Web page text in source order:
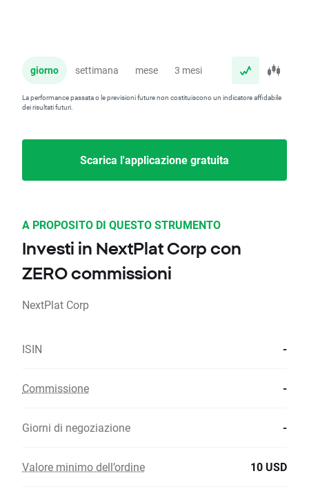
giorno settimana mese 3 mesi anno
La performance passata o le previsioni future non costituiscono un indicatore affidabile
dei risultati futuri.
Scarica l'applicazione gratuita
A PROPOSITO DI QUESTO STRUMENTO
Investi in NextPlat Corp con
ZERO commissioni
NextPlat Corp
ISIN -
Commissione -
Giorni di negoziazione -
Valore minimo dell’ordine 10 USD